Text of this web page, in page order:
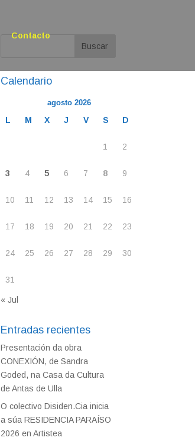
Contacto
Calendario
agosto 2026
L M X J V S D
1 2
3 4 5 6 7 8 9
10 11 12 13 14 15 16
17 18 19 20 21 22 23
24 25 26 27 28 29 30
31
« Jul
Entradas recientes
Presentación da obra
CONEXIÓN, de Sandra
Goded, na Casa da Cultura
de Antas de Ulla
O colectivo Disiden.Cia inicia
a súa RESIDENCIA PARAÍSO
2026 en Artistea